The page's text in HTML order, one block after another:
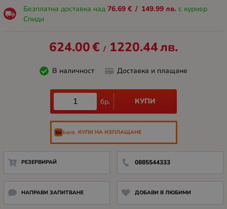
Безплатна доставка над 76.69 € / 149.99 лв. с куриер
Спиди
624.00€ / 1220.44лв.
В наличност Доставка и плащане
бр. КУПИ
КУПИ НА ИЗПЛАЩАНЕ
РЕЗЕРВИРАЙ 0885544333
НАПРАВИ ЗАПИТВАНЕ ДОБАВИ В ЛЮБИМИ